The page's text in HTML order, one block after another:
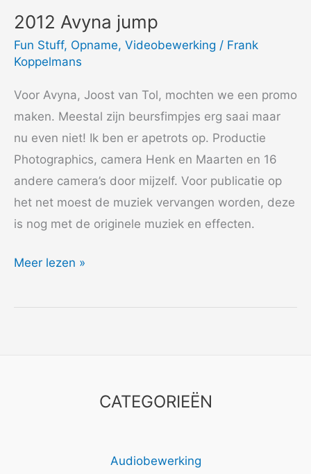
2012 Avyna jump
Fun Stuff, Opname, Videobewerking / Frank
Koppelmans
Voor Avyna, Joost van Tol, mochten we een promo
maken. Meestal zijn beursfimpjes erg saai maar
nu even niet! Ik ben er apetrots op. Productie
Photographics, camera Henk en Maarten en 16
andere camera’s door mijzelf. Voor publicatie op
het net moest de muziek vervangen worden, deze
is nog met de originele muziek en effecten.
2012
jump
Meer lezen »
CATEGORIEËN
Audiobewerking